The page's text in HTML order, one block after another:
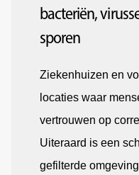
bacteriën,
sporen
Ziekenhuizen en
locaties waar
vertrouwen op
Uiteraard is een
gefilterde